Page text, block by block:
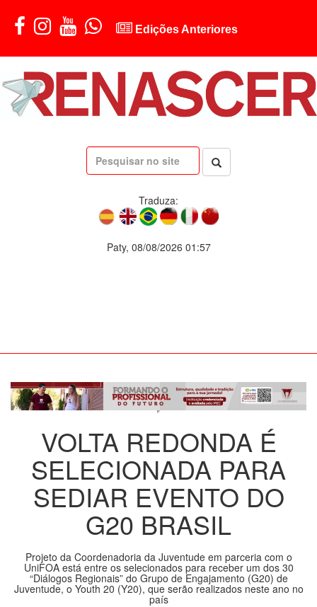
Edições Anteriores
Traduza:
Paty, 08/08/2026 01:57
VOLTA REDONDA É
SELECIONADA PARA
SEDIAR EVENTO DO
G20 BRASIL
Projeto da Coordenadoria da Juventude em parceria com o
UniFOA está entre os selecionados para receber um dos 30
“Diálogos Regionais” do Grupo de Engajamento (G20) de
Juventude, o Youth 20 (Y20), que serão realizados neste ano no
país